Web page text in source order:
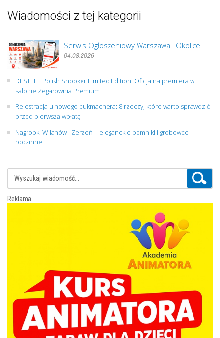
Wiadomości z tej kategorii
Serwis Ogłoszeniowy Warszawa i Okolice
04.08.2026
DESTELL Polish Snooker Limited Edition: Oficjalna premiera w
salonie Zegarownia Premium
Rejestracja u nowego bukmachera: 8 rzeczy, które warto sprawdzić
przed pierwszą wpłatą
Nagrobki Wilanów i Zerzeń – eleganckie pomniki i grobowce
rodzinne
Reklama